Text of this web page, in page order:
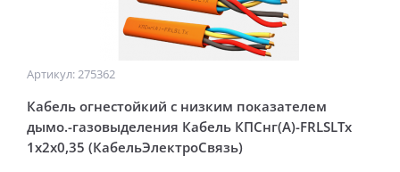
Артикул: 275362
Кабель огнестойкий с низким показателем
дымо.-газовыделения Кабель КПСнг(А)-FRLSLTx
1x2x0,35 (КабельЭлектроСвязь)